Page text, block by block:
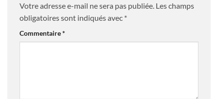
Votre adresse e-mail ne sera pas publiée. Les champs
obligatoires sont indiqués avec *
Commentaire*